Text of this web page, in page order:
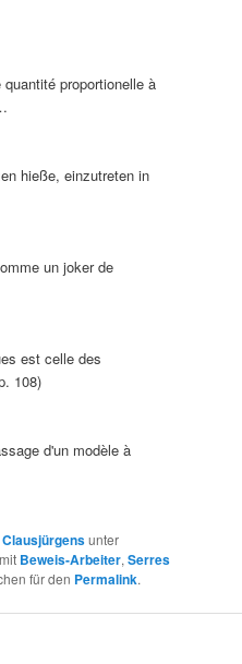
proportionelle à
hieße, einzutreten in
un joker de
est celle des
108)
d'un modèle à
unter
Beweis-Arbeiter,Serres
für den Permalink.